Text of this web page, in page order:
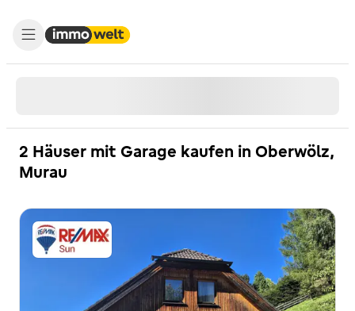
2 Häuser mit Garage kaufen in Oberwölz,
Murau